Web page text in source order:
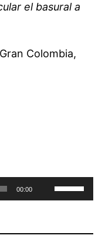
el basural a
Colombia,
00:00
Utiliza
las